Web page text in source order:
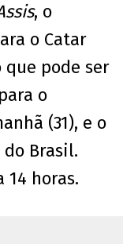
, o
o Catar
que pode ser
o
(31), e o
Brasil.
14 horas.